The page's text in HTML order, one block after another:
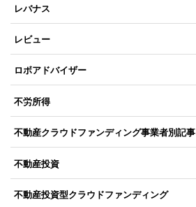
レバナス
レビュー
ロボアドバイザー
不労所得
不動産クラウドファンディング事業者別記事
不動産投資
不動産投資型クラウドファンディング